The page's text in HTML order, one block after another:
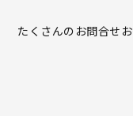
たくさんのお問合せ